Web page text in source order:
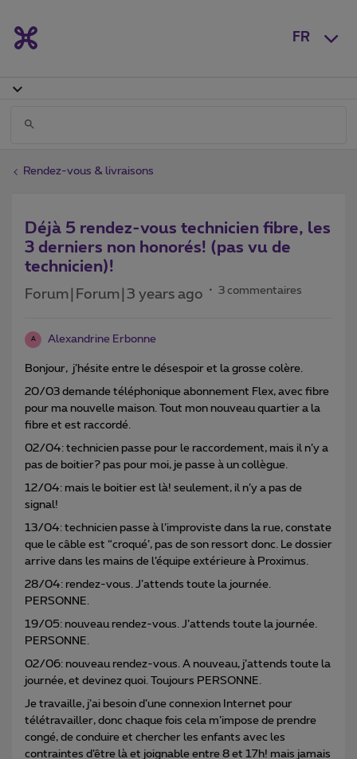
FR
Rendez-vous & livraisons
Déjà 5 rendez-vous technicien fibre, les
3 derniers non honorés! (pas vu de
technicien)!
Forum|Forum|3 years ago 3 commentaires
A Alexandrine Erbonne
Bonjour, j’hésite entre le désespoir et la grosse colère.
20/03 demande téléphonique abonnement Flex, avec fibre
pour ma nouvelle maison. Tout mon nouveau quartier a la
fibre et est raccordé.
02/04: technicien passe pour le raccordement, mais il n’y a
pas de boitier? pas pour moi, je passe à un collègue.
12/04: mais le boitier est là! seulement, il n’y a pas de
signal!
13/04: technicien passe à l’improviste dans la rue, constate
que le câble est “croqué’, pas de son ressort donc. Le dossier
arrive dans les mains de l’équipe extérieure à Proximus.
28/04: rendez-vous. J’attends toute la journée.
PERSONNE.
19/05: nouveau rendez-vous. J’attends toute la journée.
PERSONNE.
02/06: nouveau rendez-vous. A nouveau, j’attends toute la
journée, et devinez quoi. Toujours PERSONNE.
Je travaille, j’ai besoin d’une connexion Internet pour
télétravailler, donc chaque fois cela m’impose de prendre
congé, de conduire et chercher les enfants avec les
contraintes d’être là et joignable entre 8 et 17h! mais jamais